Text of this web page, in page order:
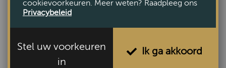
cookievoorkeuren. Meer weten? Raadpleeg ons
Privacybeleid
Stel uw voorkeuren
in
Ik ga akkoord